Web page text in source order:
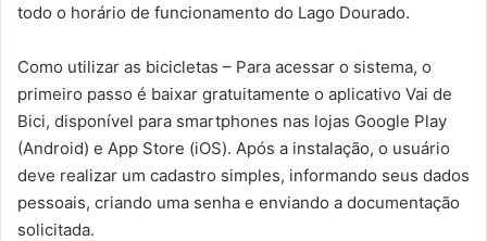
todo o horário de funcionamento do Lago Dourado.
Como utilizar as bicicletas – Para acessar o sistema, o
primeiro passo é baixar gratuitamente o aplicativo Vai de
Bici, disponível para smartphones nas lojas Google Play
(Android) e App Store (iOS). Após a instalação, o usuário
deve realizar um cadastro simples, informando seus dados
pessoais, criando uma senha e enviando a documentação
solicitada.